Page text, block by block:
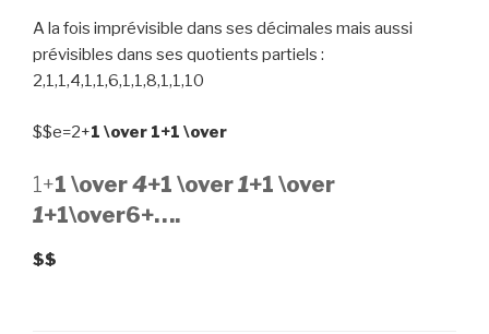
A la fois imprévisible dans ses décimales mais aussi
prévisibles dans ses quotients partiels :
2,1,1,4,1,1,6,1,1,8,1,1,10
$$e=2+1 \over 1+1 \over
1+1 \over4+1 \over1+1 \over
1+1\over6+….
$$